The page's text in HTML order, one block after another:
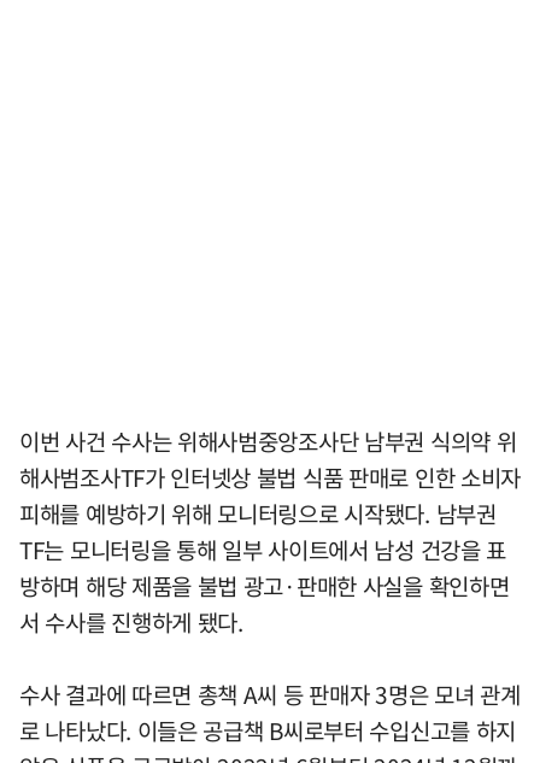
이번 사건 수사는 위해사범중앙조사단 남부권 식의약 위
해사범조사TF가 인터넷상 불법 식품 판매로 인한 소비자
피해를 예방하기 위해 모니터링으로 시작됐다. 남부권
TF는 모니터링을 통해 일부 사이트에서 남성 건강을 표
방하며 해당 제품을 불법 광고·판매한 사실을 확인하면
서 수사를 진행하게 됐다.
수사 결과에 따르면 총책 A씨 등 판매자 3명은 모녀 관계
로 나타났다. 이들은 공급책 B씨로부터 수입신고를 하지